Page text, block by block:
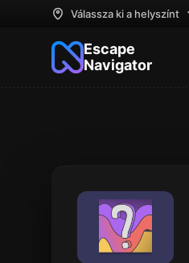
Válassza ki a helyszínt
Escape
Navigator